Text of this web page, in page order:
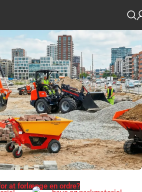
at forlænge en ordre?